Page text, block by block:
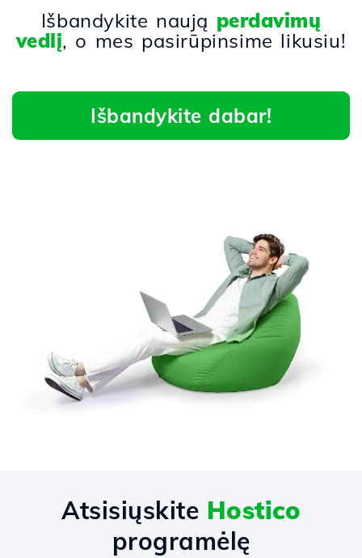
Išbandykite naują perdavimų
vedlį, o mes pasirūpinsime likusiu!
Išbandykite dabar!
Atsisiųskite Hostico
programėlę